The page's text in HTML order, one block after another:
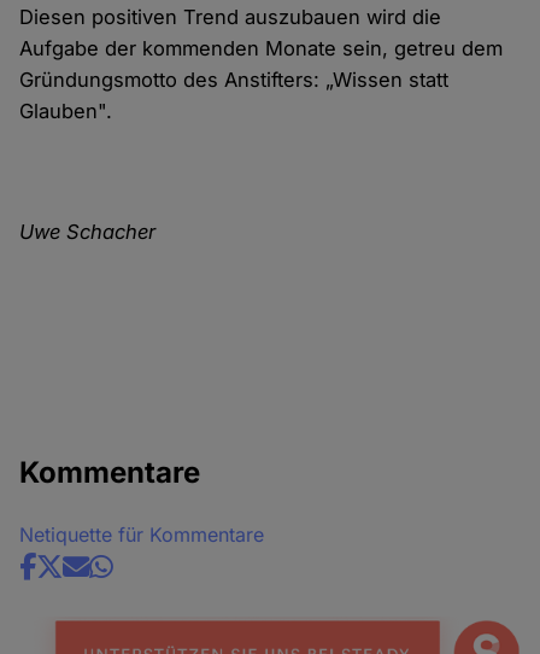
Diesen positiven Trend auszubauen wird die
Aufgabe der kommenden Monate sein, getreu dem
Gründungsmotto des Anstifters: „Wissen statt
Glauben".
Uwe Schacher
Kommentare
Netiquette für Kommentare
Share
news